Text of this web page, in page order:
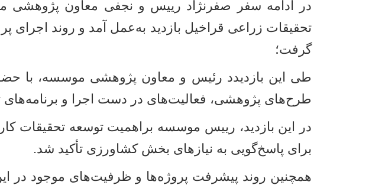
در ادامه سفر صفرنژاد رییس و نجفی معاون پژوهشی
تحقیقات زراعی قراخیل بازدید به‌عمل آمد و روند اجرای
گرفت؛
طی این بازدیدد رئیس و معاون پژوهشی موسسه، با
طرح‌های پژوهشی، فعالیت‌های در دست اجرا و برنامه‌های
در این بازدید، رییس موسسه براهمیت توسعه تحقیقات
برای پاسخ‌گویی به نیازهای بخش کشاورزی تأکید شد.
همچنین روند پیشرفت پروژه‌ها و ظرفیت‌های موجود در